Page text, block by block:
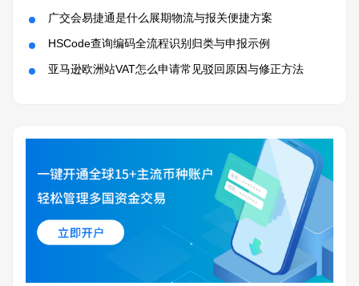
广交会易捷通是什么展期物流与报关便捷方案
HSCode查询编码全流程识别归类与申报示例
亚马逊欧洲站VAT怎么申请常见驳回原因与修正方法